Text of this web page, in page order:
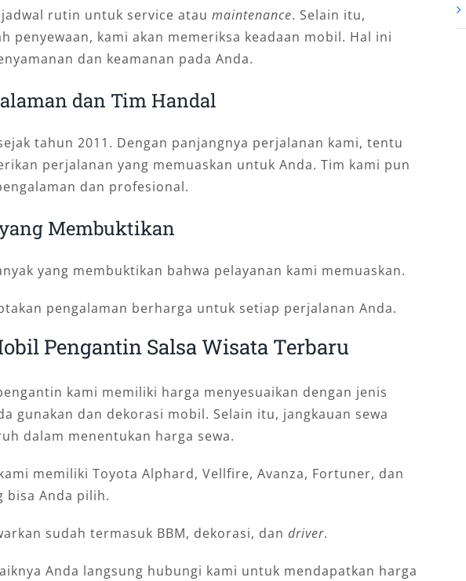
rutin untuk service atau maintenance. Selain itu,
penyewaan, kami akan memeriksa keadaan mobil. Hal ini
dan keamanan pada Anda.
dan Tim Handal
tahun 2011. Dengan panjangnya perjalanan kami, tentu
perjalanan yang memuaskan untuk Anda. Tim kami pun
dan profesional.
Membuktikan
yang membuktikan bahwa pelayanan kami memuaskan.
pengalaman berharga untuk setiap perjalanan Anda.
Pengantin Salsa Wisata Terbaru
kami memiliki harga menyesuaikan dengan jenis
gunakan dan dekorasi mobil. Selain itu, jangkauan sewa
dalam menentukan harga sewa.
memiliki Toyota Alphard, Vellfire, Avanza, Fortuner, dan
bisa Anda pilih.
sudah termasuk BBM, dekorasi, dan driver.
Anda langsung hubungi kami untuk mendapatkan harga